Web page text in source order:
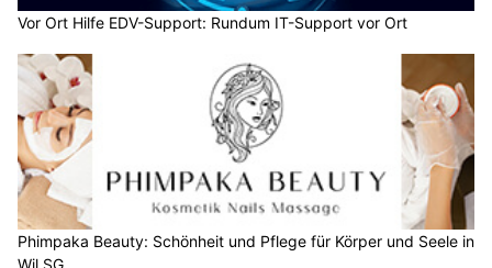
Vor Ort Hilfe EDV-Support: Rundum IT-Support vor Ort
Phimpaka Beauty: Schönheit und Pflege für Körper und Seele in
Wil SG